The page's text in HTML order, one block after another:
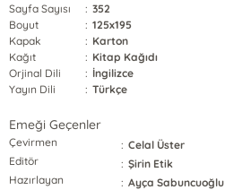
Sayfa Sayısı
: 352
Boyut
: 125x195
Kapak
: Karton
Kağıt
: Kitap Kağıdı
Orjinal Dili
: İngilizce
Yayın Dili
: Türkçe
Emeği Geçenler
Çevirmen : Celal Üster
Editör
: Şirin Etik
Hazırlayan
: Ayça Sabuncuoğlu